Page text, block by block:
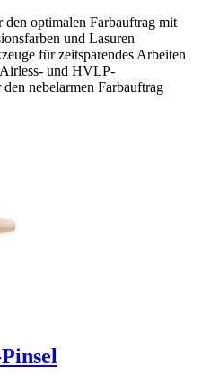
optimalen Farbauftrag mit
und Lasuren
für zeitsparendes Arbeiten
und HVLP-
nebelarmen Farbauftrag